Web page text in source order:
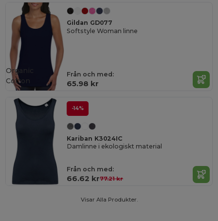
Gildan GD077
Softstyle Woman linne
Från och med:
65.98 kr
Organic
Cotton
-14%
Kariban K3024IC
Damlinne i ekologiskt material
Från och med:
66.62 kr77.21 kr
Visar Alla Produkter.